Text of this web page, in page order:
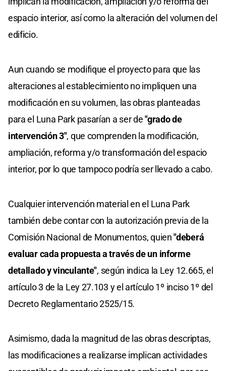
espacio interior, así como la alteración del volumen del
edificio.
Aun cuando se modifique el proyecto para que las
alteraciones al establecimiento no impliquen una
modificación en su volumen, las obras planteadas
para el Luna Park pasarían a ser de"grado de
intervención 3", que comprenden la modificación,
ampliación, reforma y/o transformación del espacio
interior, por lo que tampoco podría ser llevado a cabo.
Cualquier intervención material en el Luna Park
también debe contar con la autorización previa de la
Comisión Nacional de Monumentos, quien"deberá
evaluar cada propuesta a través de un informe
detallado y vinculante", según indica la Ley 12.665, el
artículo 3 de la Ley 27.103 y el artículo 1º inciso 1º del
Decreto Reglamentario 2525/15.
Asimismo, dada la magnitud de las obras descriptas,
las modificaciones a realizarse implican actividades